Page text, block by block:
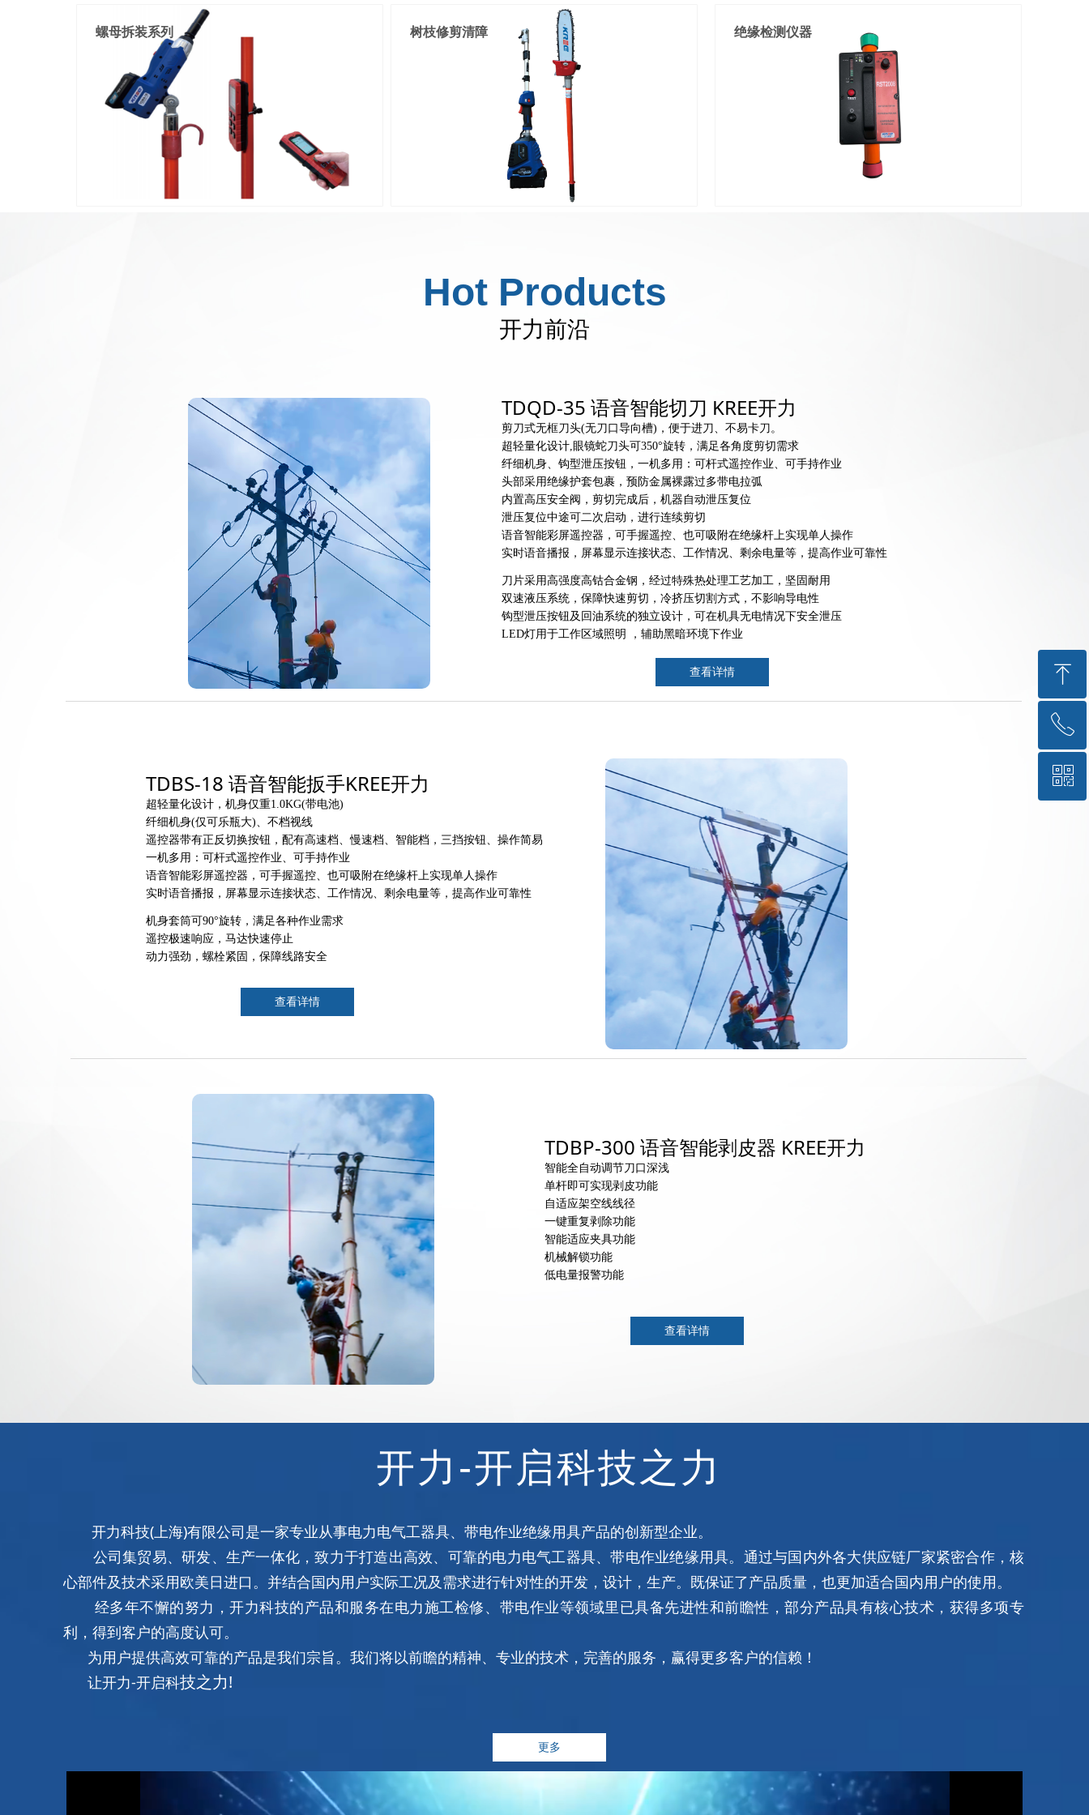
一机两用，手持/遥控，大开口设计，方便卡入，绝缘
护套包裹,预防拉弧，超轻量化，钩型泄压按钮
出力:60KN
压接:Cu300(最大)
重量:2.8KG(含电池)
彩屏语音遥控器，实时播报
一机两用,手持/遥控，无框刀头,便于进刀,不易卡刀，
绝缘护套包裹,预防拉弧，超轻量化，钩型泄压按钮
刀头:φ35mm无框短刀口
彩屏语音遥控器，实时播报
绝缘导线末端及中间剥皮使用
螺母拆装系列
轻便灵活：锂电驱动不受场地机械约束
树枝修剪清障 绝缘检测仪器
Hot Products
开力前沿
TDQD-35 语音智能切刀 KREE开力
剪刀式无框刀头(无刀口导向槽) ，便于进刀、不易卡刀。
超轻量化设计,眼镜蛇刀头可350°旋转，满足各角度剪切需求
纤细机身、钩型泄压按钮，一机多用：可杆式遥控作业、可手持作业
头部采用绝缘护套包裹，预防金属裸露过多带电拉弧
内置高压安全阀，剪切完成后，机器自动泄压复位
泄压复位中途可二次启动，进行连续剪切
语音智能彩屏遥控器，可手握遥控、也可吸附在绝缘杆上实现单人操作
实时语音播报，屏幕显示连接状态、工作情况、剩余电量等，提高作业可靠性
刀片采用高强度高钴合金钢，经过特殊热处理工艺加工，坚固耐用
双速液压系统，保障快速剪切，冷挤压切割方式，不影响导电性
钩型泄压按钮及回油系统的独立设计，可在机具无电情况下安全泄压
LED灯用于工作区域照明 ，辅助黑暗环境下作业
查看详情
TDBS-18 语音智能扳手KREE开力
超轻量化设计，机身仅重1.0KG(带电池)
纤细机身(仅可乐瓶大)、不档视线
遥控器带有正反切换按钮，配有高速档、慢速档、智能档，三挡按钮、操作简易
一机多用：可杆式遥控作业、可手持作业
语音智能彩屏遥控器，可手握遥控、也可吸附在绝缘杆上实现单人操作
实时语音播报，屏幕显示连接状态、工作情况、剩余电量等，提高作业可靠性
机身套筒可90°旋转，满足各种作业需求
遥控极速响应，马达快速停止
动力强劲，螺栓紧固，保障线路安全
查看详情
TDBP-300 语音智能剥皮器 KREE开力
智能全自动调节刀口深浅
单杆即可实现剥皮功能
自适应架空线线径
一键重复剥除功能
智能适应夹具功能
机械解锁功能
低电量报警功能
查看详情
开力科技(上海)有限公司是一家专业从事电力电气工器具、带电作业绝缘用具产品的创新型企业。
公司集贸易、研发、生产一体化，致力于打造出高效、可靠的电力电气工器具、带电作业绝缘用具。通过与国内外各大供应链厂家紧密合作，核
心部件及技术采用欧美日进口。并结合国内用户实际工况及需求进行针对性的开发，设计，生产。既保证了产品质量，也更加适合国内用户的使用。
经多年不懈的努力，开力科技的产品和服务在电力施工检修、带电作业等领域里已具备先进性和前瞻性，部分产品具有核心技术，获得多项专
利，得到客户的高度认可。
为用户提供高效可靠的产品是我们宗旨。我们将以前瞻的精神、专业的技术，完善的服务，赢得更多客户的信赖！
让开力-开启科技之力!
开力-开启科技之力
更多
ꁸ
回到顶部
ꂅ
021-54320061
ꀥ